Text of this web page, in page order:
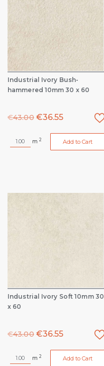
Industrial Ivory Bush-
hammered 10mm 30 x 60
€43.00 €36.55
m 2 Add to Cart
Industrial Ivory Soft 10mm 30
x 60
€43.00 €36.55
m 2 Add to Cart